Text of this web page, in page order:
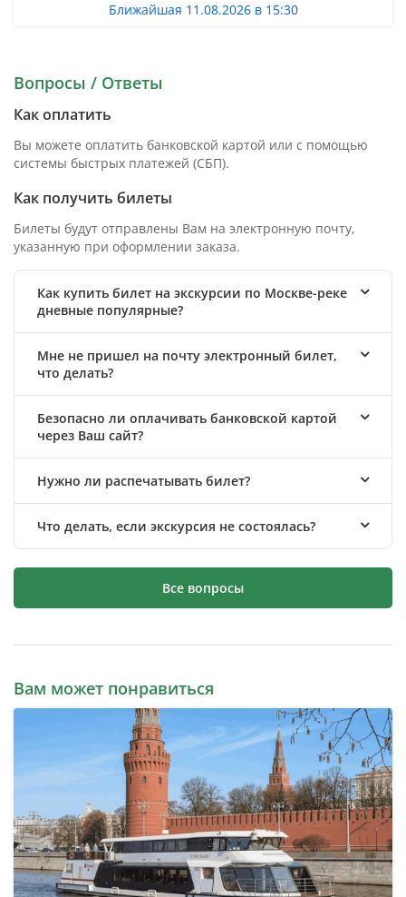
Ближайшая 11.08.2026 в 15:30
Вопросы / Ответы
Как оплатить
Вы можете оплатить банковской картой или с помощью
системы быстрых платежей (СБП).
Как получить билеты
Билеты будут отправлены Вам на электронную почту,
указанную при оформлении заказа.
Как купить билет на экскурсии по Москве-реке
дневные популярные?
Мне не пришел на почту электронный билет,
что делать?
Безопасно ли оплачивать банковской картой
через Ваш сайт?
Нужно ли распечатывать билет?
Что делать, если экскурсия не состоялась?
Все вопросы
Вам может понравиться